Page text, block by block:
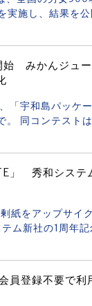
実施し、結果を
始 みかんジュ
「宇和島パッケ
。 同コンテスト
」 秀和システ
紙をアップサイ
ム新社の1周年記
員登録不要で